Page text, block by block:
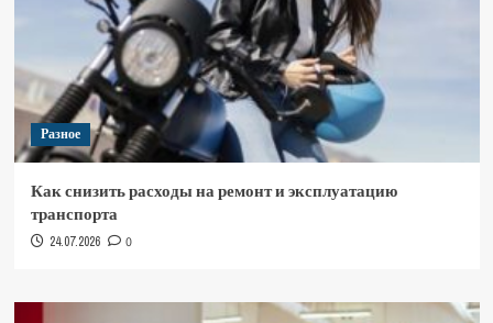
Разное
Как снизить расходы на ремонт и эксплуатацию
транспорта
24.07.2026 0